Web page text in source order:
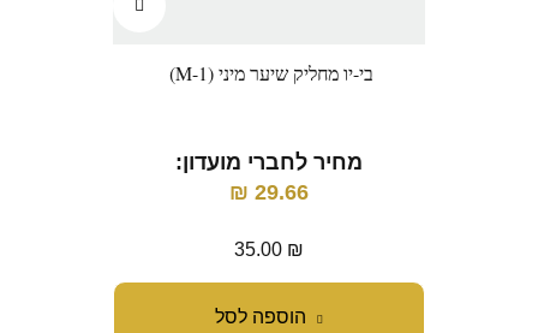
הוספה לסל
בי-יו מחליק שיער מיני (M-1)
מחיר לחברי מועדון:
29.66
₪
35.00 ₪